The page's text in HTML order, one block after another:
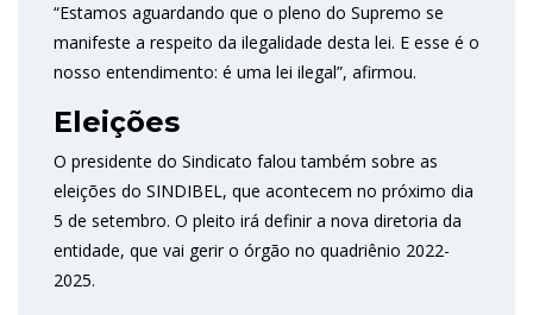
“Estamos aguardando que o pleno do Supremo se
manifeste a respeito da ilegalidade desta lei. E esse é o
nosso entendimento: é uma lei ilegal”, afirmou.
Eleições
O presidente do Sindicato falou também sobre as
eleições do SINDIBEL, que acontecem no próximo dia
5 de setembro. O pleito irá definir a nova diretoria da
entidade, que vai gerir o órgão no quadriênio 2022-
2025.